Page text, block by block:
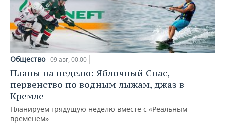
Общество 09 авг, 00:00
Планы на неделю: Яблочный Спас,
первенство по водным лыжам, джаз в
Кремле
Планируем грядущую неделю вместе с «Реальным
временем»